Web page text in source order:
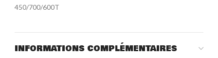
450/700/600T
INFORMATIONS COMPLÉMENTAIRES